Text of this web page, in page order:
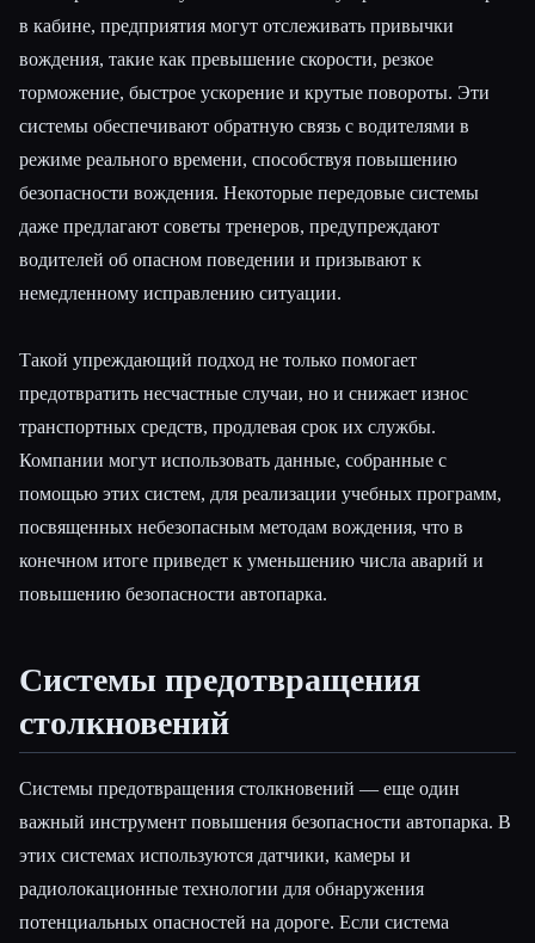
в кабине, предприятия могут отслеживать привычки
вождения, такие как превышение скорости, резкое
торможение, быстрое ускорение и крутые повороты. Эти
системы обеспечивают обратную связь с водителями в
режиме реального времени, способствуя повышению
безопасности вождения. Некоторые передовые системы
даже предлагают советы тренеров, предупреждают
водителей об опасном поведении и призывают к
немедленному исправлению ситуации.
Такой упреждающий подход не только помогает
предотвратить несчастные случаи, но и снижает износ
транспортных средств, продлевая срок их службы.
Компании могут использовать данные, собранные с
помощью этих систем, для реализации учебных программ,
посвященных небезопасным методам вождения, что в
конечном итоге приведет к уменьшению числа аварий и
повышению безопасности автопарка.
Системы предотвращения
столкновений
Системы предотвращения столкновений — еще один
важный инструмент повышения безопасности автопарка. В
этих системах используются датчики, камеры и
радиолокационные технологии для обнаружения
потенциальных опасностей на дороге. Если система